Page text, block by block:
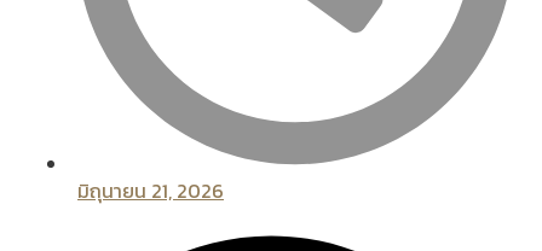
มิถุนายน 21, 2026